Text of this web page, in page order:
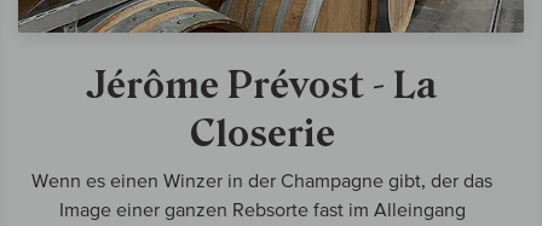
Jérôme Prévost - La
Closerie
Wenn es einen Winzer in der Champagne gibt, der das
Image einer ganzen Rebsorte fast im Alleingang